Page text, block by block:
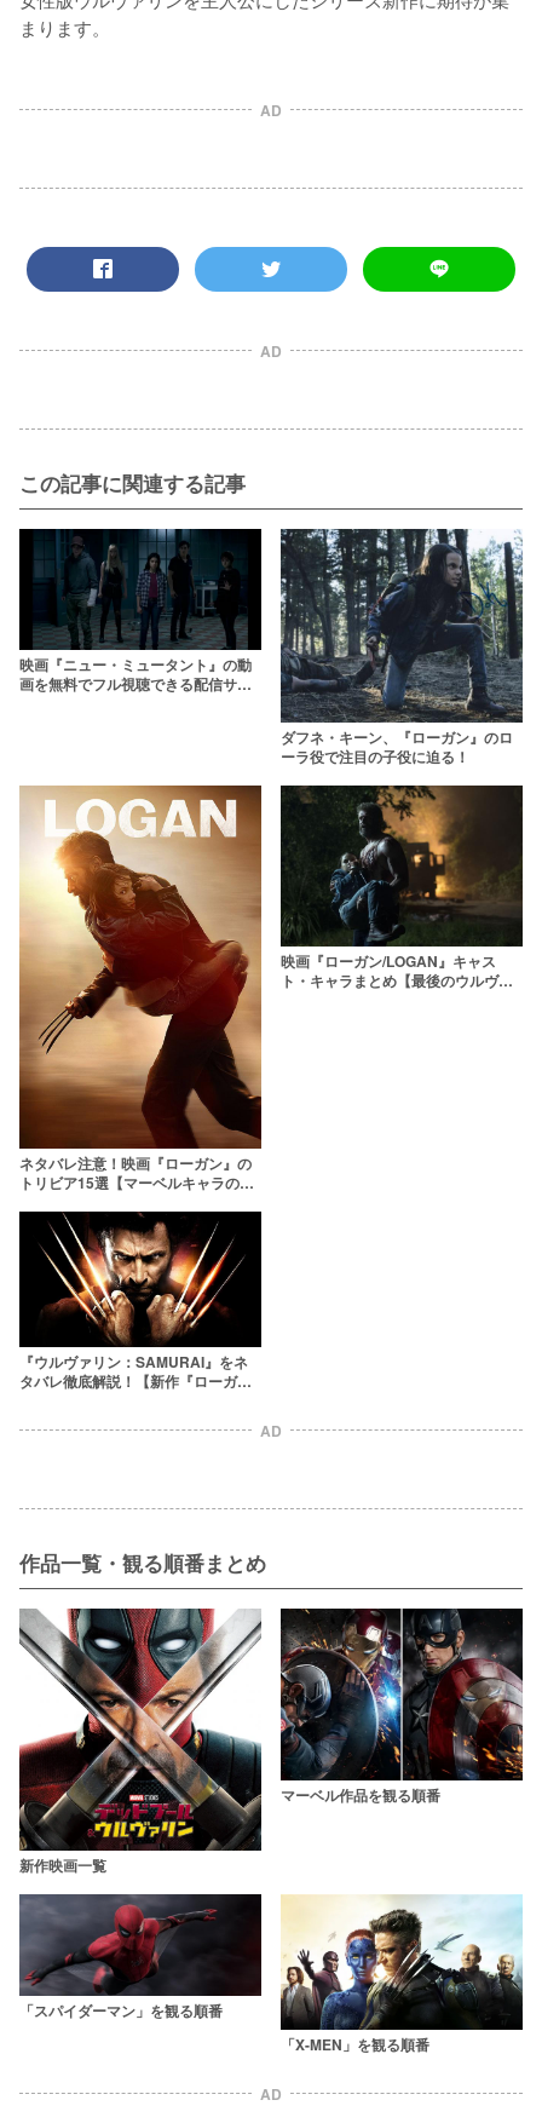
まります。
AD
AD
この記事に関連する記事
映画『ニュー・ミュータント』の動
画を無料でフル視聴できる配信サー
ダフネ・キーン、『ローガン』のロ
ーラ役で注目の子役に迫る！
ネタバレ注意！映画『ローガン』の
トリビア15選【マーベルキャラの名
映画『ローガン/LOGAN』キャス
ト・キャラまとめ【最後のウルヴァ
『ウルヴァリン：SAMURAI』をネ
タバレ徹底解説！【新作『ローガ
AD
作品一覧・観る順番まとめ
新作映画一覧
マーベル作品を観る順番
「スパイダーマン」を観る順番
「X-MEN」を観る順番
AD